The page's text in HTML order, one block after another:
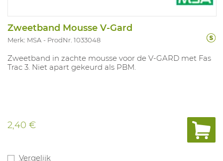
Zweetband Mousse V-Gard
Merk: MSA ProdNr. 1033048
Zweetband in zachte mousse voor de V-GARD met Fas
Trac 3. Niet apart gekeurd als PBM.
2,40 €
Vergelijk